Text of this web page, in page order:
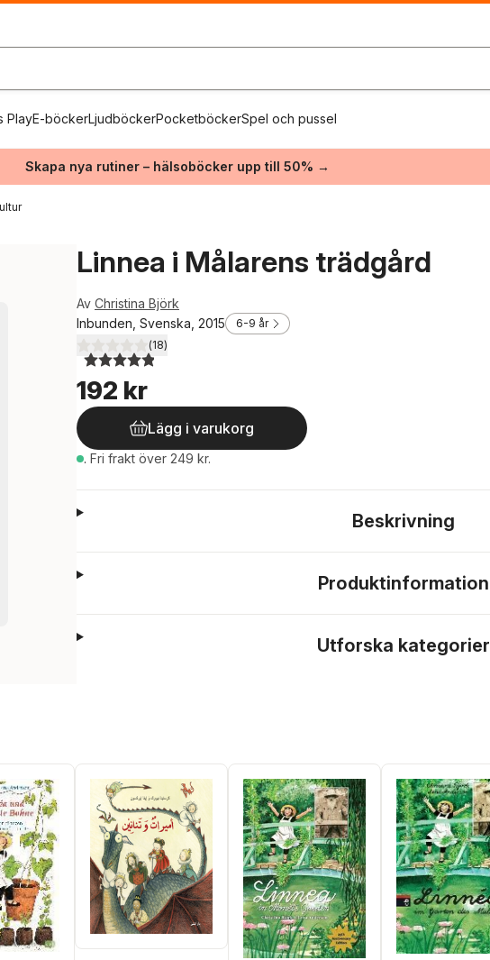
PlayE-böckerLjudböckerPocketböckerSpel och pussel
Skapa nya rutiner – hälsoböcker upp till 50% →
Linnea i Målarens trädgård
Av Christina Björk
Inbunden, Svenska, 2015
6-9 år
4,9utav 5 stjärnor. Totalt antal röster:
(18)
192 kr
Lägg i varukorg
. Fri frakt över 249 kr.
Beskrivning
Produktinformation
Utforska kategorier